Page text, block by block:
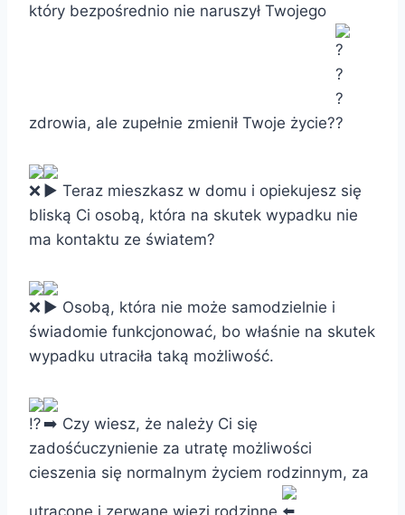
który bezpośrednio nie naruszył Twojego
zdrowia, ale zupełnie zmienił Twoje życie?
Teraz mieszkasz w domu i opiekujesz się
bliską Ci osobą, która na skutek wypadku nie
ma kontaktu ze światem?
Osobą, która nie może samodzielnie i
świadomie funkcjonować, bo właśnie na skutek
wypadku utraciła taką możliwość.
Czy wiesz, że należy Ci się
zadośćuczynienie za utratę możliwości
cieszenia się normalnym życiem rodzinnym, za
utracone i zerwane więzi rodzinne.